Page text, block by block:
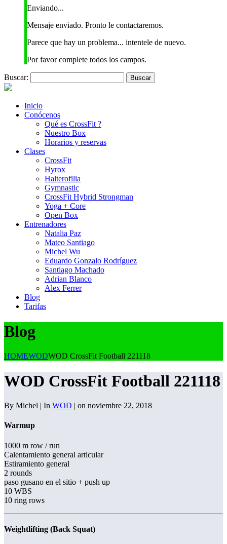
Enviando...
Mensaje enviado. Pronto le contactaremos.
Parece que hay un problema... intentele de nuevo.
Por favor complete todos los campos.
Buscar:
Inicio
Conócenos
Qué es CrossFit ?
Nuestro Box
Horarios y reservas
Clases
CrossFit
Hyrox
Halterofilia
Gymnastic
CrossFit Hybrid Strongman
Yoga + Core
Open Box
Entrenadores
Natalia Paz
Mateo Santiago
Michel Wu
Eduardo Gonzalo Rodríguez
Santiago Machado
Adrian Blanco
Alex Ferrer
Blog
Tarifas
Blog
HOMEWODWOD CrossFit Football 221118
WOD CrossFit Football 221118
By Michel | In WOD | on noviembre 22, 2018
Warmup
1000 m row / run
Calentamiento general articular
Estiramiento general
2 rounds
paso gusano en el sitio + push up
10 WBS
10 ring rows
Weightlifting (Back Squat)